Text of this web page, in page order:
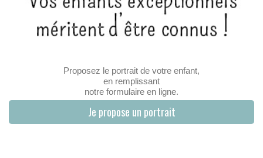
Proposez le portrait de votre enfant,
en remplissant
notre formulaire en ligne.
Je propose un portrait